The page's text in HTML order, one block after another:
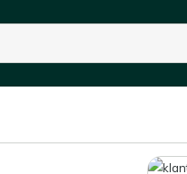
U heeft geen